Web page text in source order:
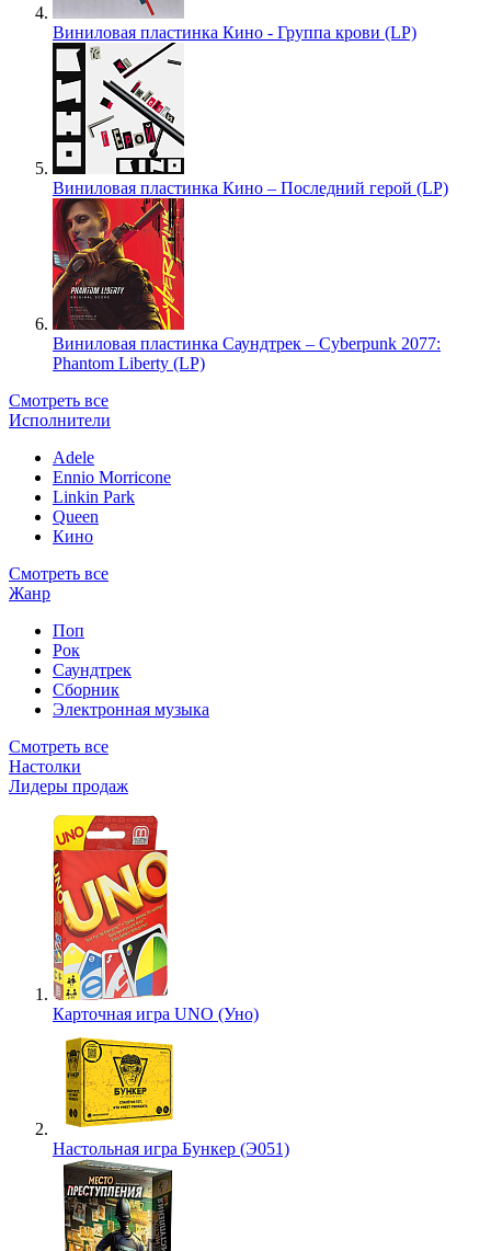
Виниловая пластинка Кино - Группа крови (LP)
Виниловая пластинка Кино – Последний герой (LP)
Виниловая пластинка Саундтрек – Cyberpunk 2077:
Phantom Liberty (LP)
Смотреть все
Исполнители
Adele
Ennio Morricone
Linkin Park
Queen
Кино
Смотреть все
Жанр
Поп
Рок
Саундтрек
Сборник
Электронная музыка
Смотреть все
Настолки
Лидеры продаж
Карточная игра UNO (Уно)
Настольная игра Бункер (Э051)